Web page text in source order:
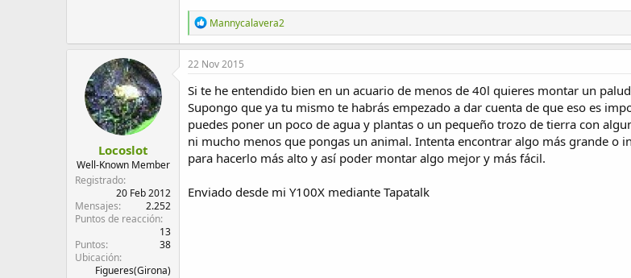
R
e
a
c
i
o
n
e
s
:
Mannycalavera2
Locoslot
Well-Known Member
Registrado
20 Feb 2012
Mensajes
2.252
Puntos de reacción
13
Puntos
38
Ubicación
Figueres(Girona)
22 Nov 2015
Si te he entendido bien en un acuario de menos de 40l quieres montar un
Supongo que ya tu mismo te habrás empezado a dar cuenta de que eso es
puedes poner un poco de agua y plantas o un pequeño trozo de tierra con
ni mucho menos que pongas un animal. Intenta encontrar algo más grande o
para hacerlo más alto y así poder montar algo mejor y más fácil.
Enviado desde mi Y100X mediante Tapatalk